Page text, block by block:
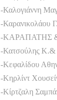
-Καλογιάννη
-Καρανικολάου
-ΚΑΡΑΠΑΤΗΣ &
-Κατσούλης Κ.&
-Κεφαλίδου
-Κηρλίντ
-Κίρτζαλη